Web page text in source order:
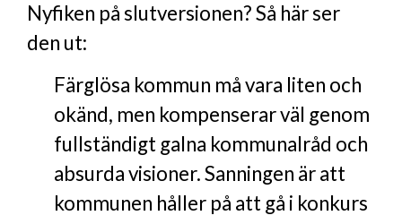
Nyfiken på slutversionen? Så här ser
den ut:
Färglösa kommun må vara liten och
okänd, men kompenserar väl genom
fullständigt galna kommunalråd och
absurda visioner. Sanningen är att
kommunen håller på att gå i konkurs